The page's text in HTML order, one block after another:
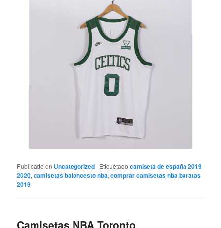
Publicado en Uncategorized | Etiquetado camiseta de españa 2019
2020,camisetas baloncesto nba,comprar camisetas nba baratas
2019
Camisetas NBA Toronto